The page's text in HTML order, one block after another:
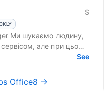
$
але при цьому
станеш справжнім
See
Office8 →